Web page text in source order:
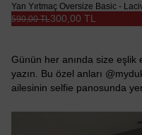
Yan Yırtmaç Oversize Basic -
300,00 TL
590,00 TL
Günün her anında size
yazın. Bu özel anları
ailesinin selfie panosunda